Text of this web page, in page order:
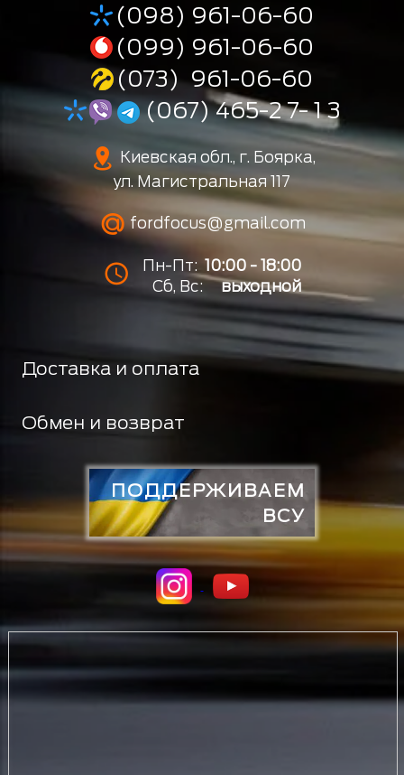
(098) 961-06-60
(099) 961-06-60
(073) 961-06-60
(067) 465-2 7- 1 3
Киевская обл., г. Боярка,
ул. Магистральная 117
fordfocus@gmail.com
Пн-Пт: 10:00 - 18:00
Сб, Вс:
выходной
Доставка и оплата
Обмен и возврат
ПОДДЕРЖИВАЕМ
ВСУ